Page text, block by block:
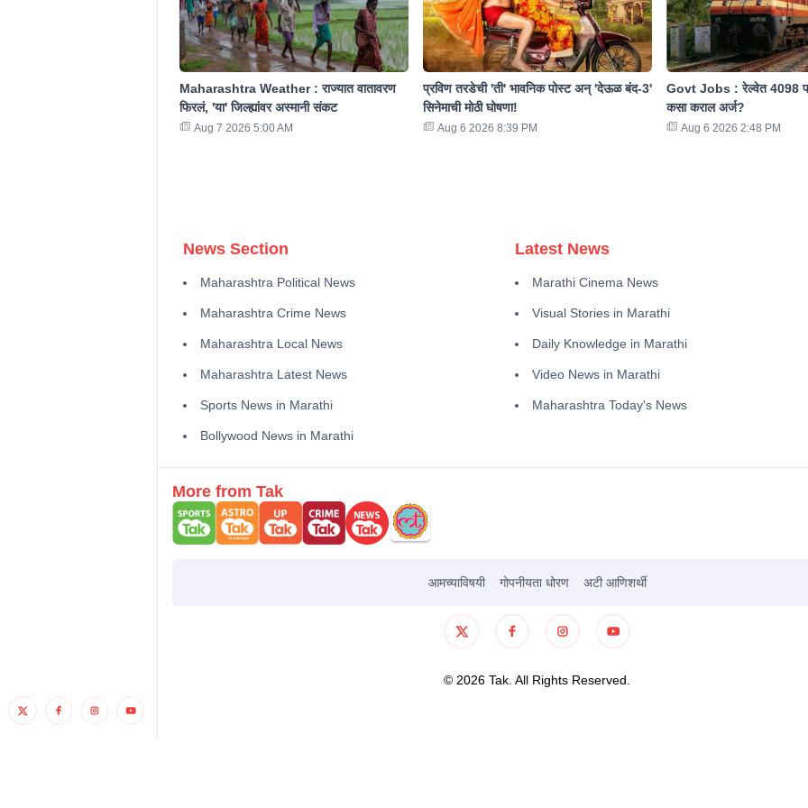
Maharashtra Weather : राज्यात वातावरण
फिरलं, 'या' जिल्ह्यांवर अस्मानी संकट
Aug 7 2026 5:00 AM
प्रविण तरडेची 'ती' भावनिक पोस्ट अन् 'देऊळ बंद-3'
सिनेमाची मोठी घोषणा!
Aug 6 2026 8:39 PM
Govt Jobs : रेल्वेत 4098
कसा कराल अर्ज?
Aug 6 2026 2:48 PM
News Section
Maharashtra Political News
Maharashtra Crime News
Maharashtra Local News
Maharashtra Latest News
Sports News in Marathi
Bollywood News in Marathi
Latest News
Marathi Cinema News
Visual Stories in Marathi
Daily Knowledge in Marathi
Video News in Marathi
Maharashtra Today's News
More from Tak
आमच्याविषयी गोपनीयता धोरण अटी आणिशर्थी
©2026 Tak. All Rights Reserved.